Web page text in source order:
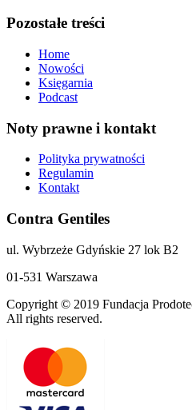
Pozostałe treści
Home
Nowości
Księgarnia
Podcast
Noty prawne i kontakt
Polityka prywatności
Regulamin
Kontakt
Contra Gentiles
ul. Wybrzeże Gdyńskie 27 lok B2
01-531 Warszawa
Copyright © 2019 Fundacja
All rights reserved.